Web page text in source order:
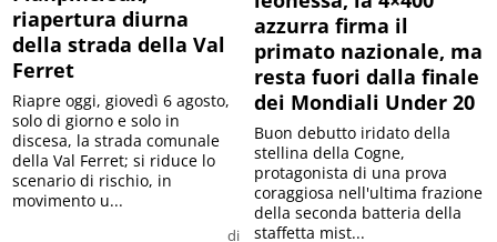
riapertura diurna
della strada della Val
Ferret
di
Riapre oggi, giovedì 6 agosto,
solo di giorno e solo in
discesa, la strada comunale
della Val Ferret; si riduce lo
scenario di rischio, in
movimento u...
azzurra firma il
primato nazionale, ma
resta fuori dalla finale
dei Mondiali Under 20
Buon debutto iridato della
stellina della Cogne,
protagonista di una prova
coraggiosa nell'ultima frazione
della seconda batteria della
staffetta mist...